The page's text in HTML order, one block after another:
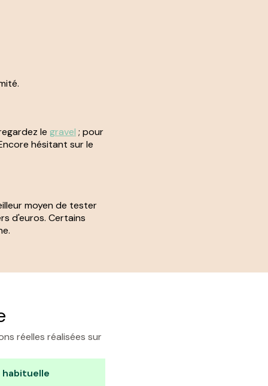
le gravel ; pour
hésitant sur le
moyen de tester
d'euros. Certains
réelles réalisées sur